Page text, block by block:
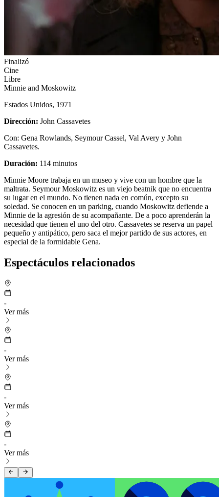
Finalizó
Cine
Libre
Minnie and Moskowitz
Estados Unidos, 1971
Dirección: John Cassavetes
Con: Gena Rowlands, Seymour Cassel, Val Avery y John
Cassavetes.
Duración: 114 minutos
Minnie Moore trabaja en un museo y vive con un hombre que la
maltrata. Seymour Moskowitz es un viejo beatnik que no encuentra
su lugar en el mundo. No tienen nada en común, excepto su
soledad. Se conocen en un parking, cuando Moskowitz defiende a
Minnie de la agresión de su acompañante. De a poco aprenderán la
necesidad que tienen el uno del otro. Cassavetes se reserva un papel
pequeño y antipático, pero saca el mejor partido de sus actores, en
especial de la formidable Gena.
Espectáculos relacionados
-
Ver más
-
Ver más
-
Ver más
-
Ver más